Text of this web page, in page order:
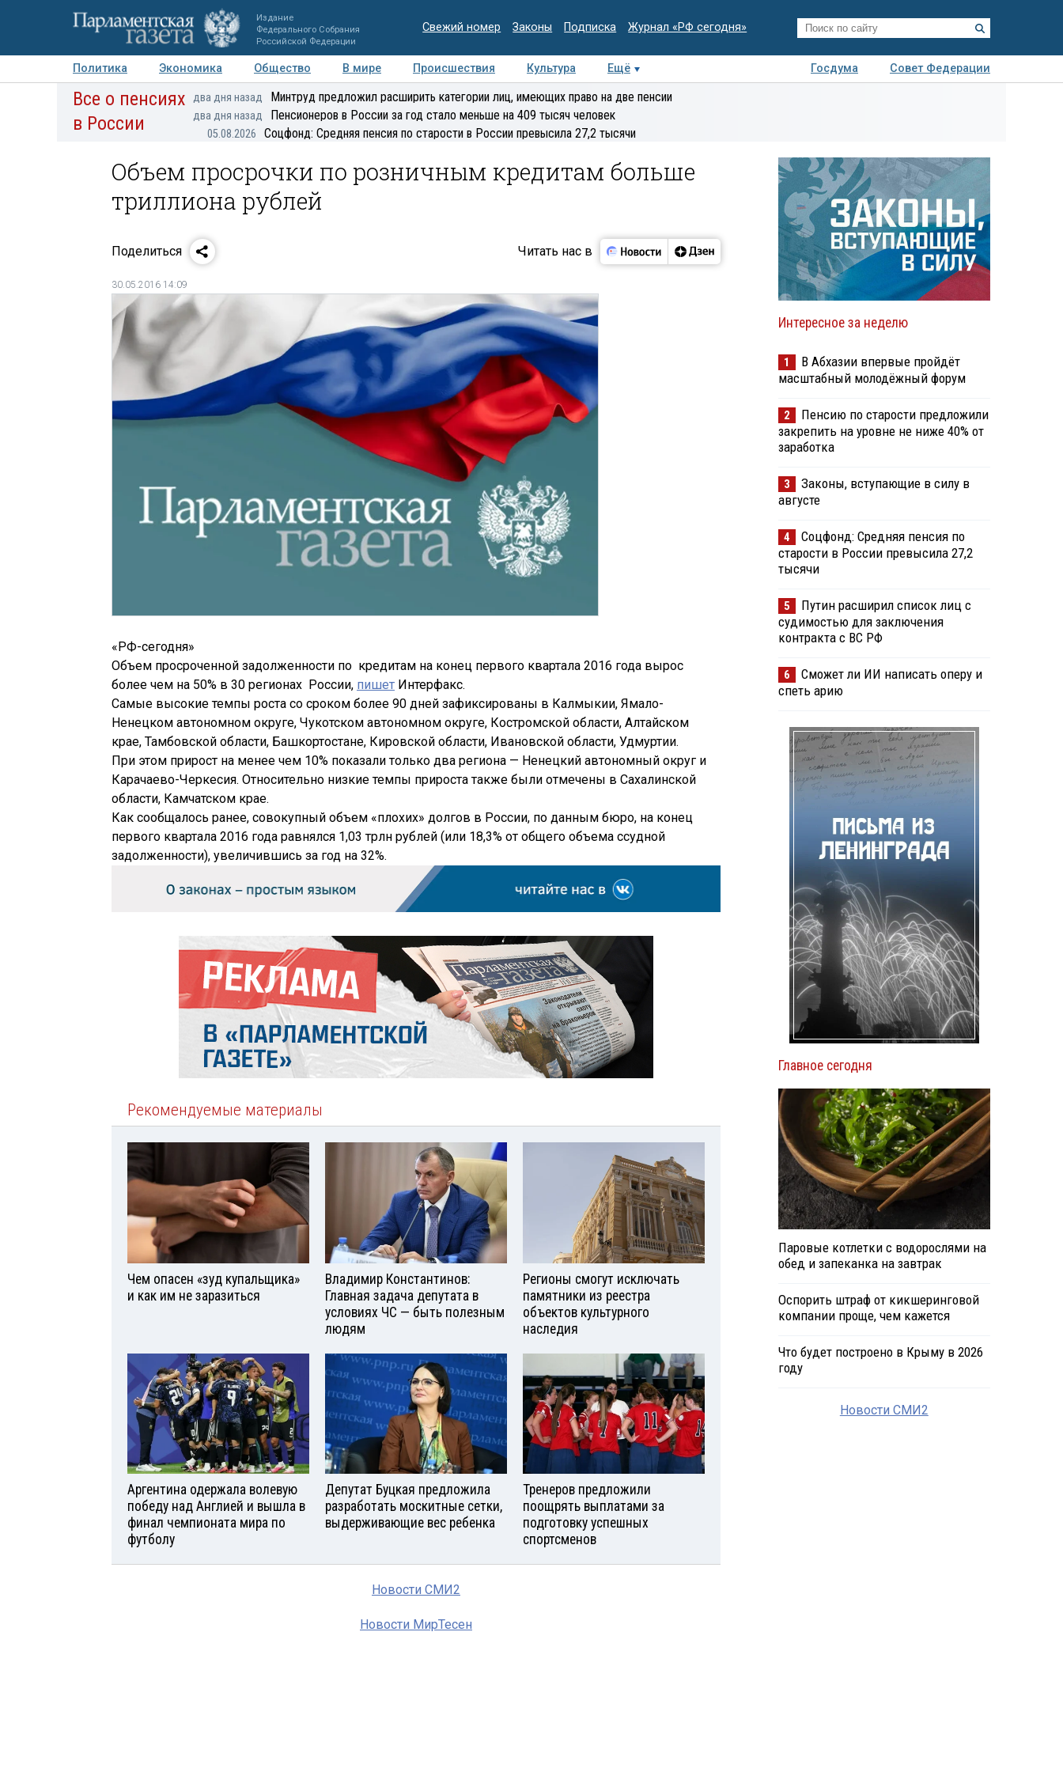
Издание
Федерального Собрания
Российской Федерации
Свежий номер Законы Подписка Журнал «РФ сегодня»
Политика Экономика Общество В мире Происшествия Культура Ещё Госдума
Совет Федерации
Авторы Персоны Мнения Регионы Медиацентр Интервью Колумнисты
Деловая
Все о пенсиях
в России
два дня назад Минтруд предложил расширить категории лиц, имеющих право на две пенсии
два дня назад Пенсионеров в России за год стало меньше на 409 тысяч человек
05.08.2026 Соцфонд: Средняя пенсия по старости в России превысила 27,2 тысячи
Объем просрочки по розничным кредитам больше
триллиона рублей
Поделиться Читать нас в
30.05.2016 14:09
«РФ-сегодня»
Объем просроченной задолженности по кредитам на конец первого квартала 2016 года вырос
более чем на 50% в 30 регионах России, пишет Интерфакс.
Самые высокие темпы роста со сроком более 90 дней зафиксированы в Калмыкии, Ямало-
Ненецком автономном округе, Чукотском автономном округе, Костромской области, Алтайском
крае, Тамбовской области, Башкортостане, Кировской области, Ивановской области, Удмуртии.
При этом прирост на менее чем 10% показали только два региона — Ненецкий автономный округ и
Карачаево-Черкесия. Относительно низкие темпы прироста также были отмечены в Сахалинской
области, Камчатском крае.
Как сообщалось ранее, совокупный объем «плохих» долгов в России, по данным бюро, на конец
первого квартала 2016 года равнялся 1,03 трлн рублей (или 18,3% от общего объема ссудной
задолженности), увеличившись за год на 32%.
Рекомендуемые материалы
Чем опасен «зуд купальщика»
и как им не заразиться
Владимир Константинов:
Главная задача депутата в
условиях ЧС — быть полезным
людям
Регионы смогут исключать
памятники из реестра
объектов культурного
наследия
Аргентина одержала волевую
победу над Англией и вышла в
финал чемпионата мира по
футболу
Депутат Буцкая предложила
разработать москитные сетки,
выдерживающие вес ребенка
Тренеров предложили
поощрять выплатами за
подготовку успешных
спортсменов
Новости СМИ2
Новости МирТесен
Интересное за неделю
1
В Абхазии впервые пройдёт
масштабный молодёжный форум
2
Пенсию по старости предложили
закрепить на уровне не ниже 40% от
заработка
3
Законы, вступающие в силу в
августе
4
Соцфонд: Средняя пенсия по
старости в России превысила 27,2
тысячи
5
Путин расширил список лиц с
судимостью для заключения
контракта с ВС РФ
6
Сможет ли ИИ написать оперу и
спеть арию
Главное сегодня
Паровые котлетки с водорослями на
обед и запеканка на завтрак
Оспорить штраф от кикшеринговой
компании проще, чем кажется
Что будет построено в Крыму в 2026
году
Новости СМИ2